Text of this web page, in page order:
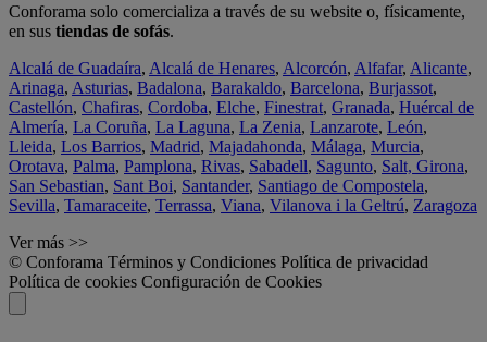
Conforama solo comercializa a través de su website o, físicamente,
en sus tiendas de sofás.
Alcalá de Guadaíra, Alcalá de Henares, Alcorcón, Alfafar, Alicante,
Arinaga, Asturias, Badalona, Barakaldo, Barcelona, Burjassot,
Castellón, Chafiras, Cordoba, Elche, Finestrat, Granada, Huércal de
Almería, La Coruña, La Laguna, La Zenia, Lanzarote, León,
Lleida, Los Barrios, Madrid, Majadahonda, Málaga, Murcia,
Orotava, Palma, Pamplona, Rivas, Sabadell, Sagunto, Salt, Girona,
San Sebastian, Sant Boi, Santander, Santiago de Compostela,
Sevilla, Tamaraceite, Terrassa, Viana, Vilanova i la Geltrú, Zaragoza
Ver más >>
© Conforama Términos y Condiciones Política de privacidad
Política de cookies Configuración de Cookies